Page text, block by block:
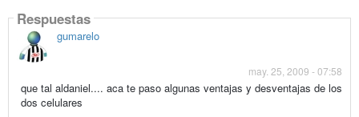
Respuestas
gumarelo
may. 25, 2009 - 07:58
que tal aldaniel.... aca te paso algunas ventajas y desventajas de los
dos celulares